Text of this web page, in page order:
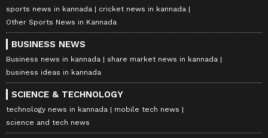
sports news in kannada
cricket news in kannada
Other Sports News in Kannada
BUSINESS NEWS
Business news in kannada
share market news in kannada
business ideas in kannada
SCIENCE & TECHNOLOGY
technology news in kannada
mobile tech news
science and tech news